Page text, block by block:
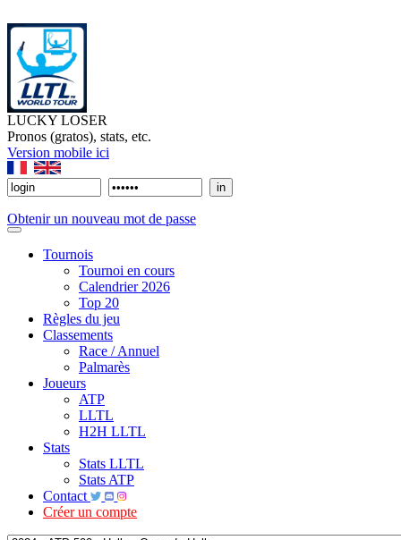
LUCKY LOSER
Pronos (gratos), stats, etc.
Version mobile ici
Obtenir un nouveau mot de passe
Tournois
Tournoi en cours
Calendrier 2026
Top 20
Règles du jeu
Classements
Race / Annuel
Palmarès
Joueurs
ATP
LLTL
H2H LLTL
Stats
Stats LLTL
Stats ATP
Contact
Créer un compte